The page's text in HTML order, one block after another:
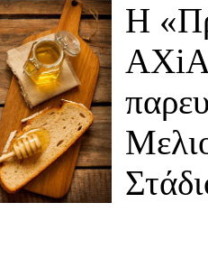
Η